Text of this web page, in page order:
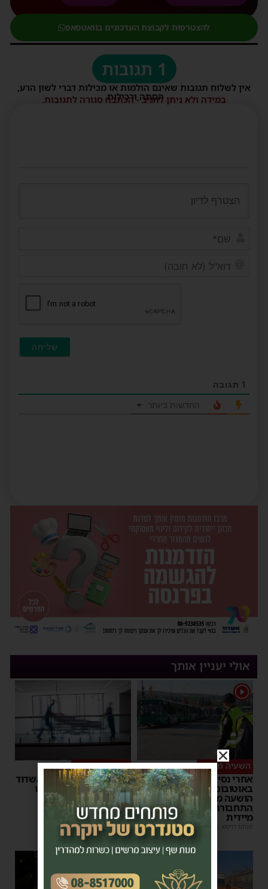
להצטרפות לקבוצת העדכונים בוואטסאפ
1 תגובות
אין לשלוח תגובות שאינם הולמות או מכילות דברי לשון הרע,
הסתה ורכילות.
במידה ולא ניתן להגיב - הכתבה סגורה לתגובות.
תגובה
החדשות ביותר
אולי יעניין אותך
השעיה מיידית
אחרי נסיעת האימים
באוטובוס מאשדוד: הנהג
הושעה מתפקידו – משרד
התחבורה הורה על בדיקה
מיידית
מנחם דויטש |
17:44
ליבו שב לפעום
אדם התמוטט בביתו באשדוד
– כוחות ההצלה ביצעו בו
פעולות החייאה
מנחם דויטש |
17:35